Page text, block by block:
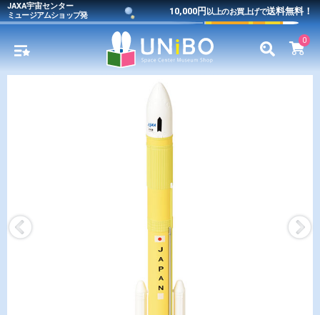
JAXA宇宙センター
ミュージアムショップ発
10,000円以上のお買上げで送料無料！
0